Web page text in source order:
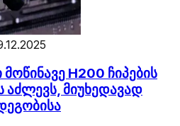
H200 ჩიპების
მიუხედავად